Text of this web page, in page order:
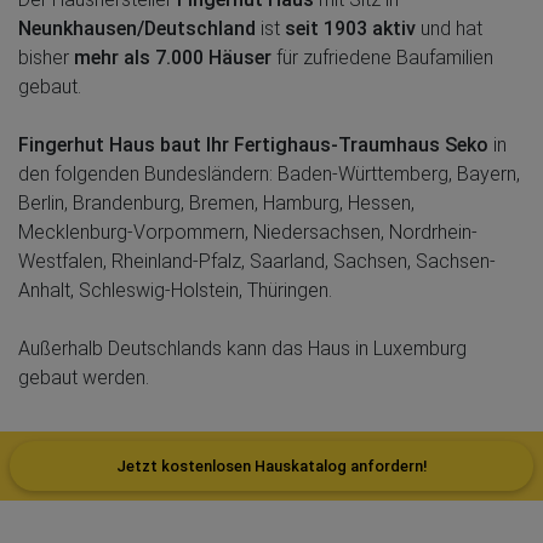
Neunkhausen/Deutschland ist seit 1903 aktiv und hat
bisher mehr als 7.000 Häuser für zufriedene Baufamilien
gebaut.
Fingerhut Haus baut Ihr Fertighaus-Traumhaus Seko in
den folgenden Bundesländern: Baden-Württemberg, Bayern,
Berlin, Brandenburg, Bremen, Hamburg, Hessen,
Mecklenburg-Vorpommern, Niedersachsen, Nordrhein-
Westfalen, Rheinland-Pfalz, Saarland, Sachsen, Sachsen-
Anhalt, Schleswig-Holstein, Thüringen.
Außerhalb Deutschlands kann das Haus in Luxemburg
gebaut werden.
Jetzt kostenlosen Hauskatalog anfordern!